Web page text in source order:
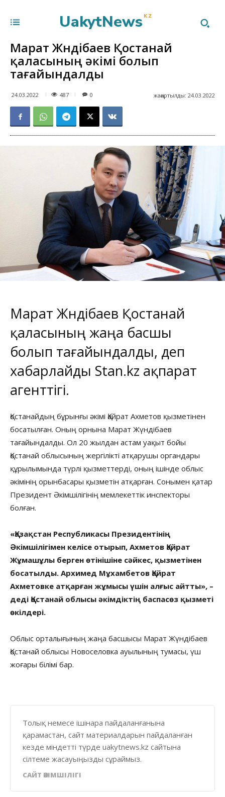
UakytNews KZ
Марат Жүндібаев Қостанай
қаласының әкімі болып
тағайындалды
24.03.2022 487 жаңартылды: 24.03.2022
0
Марат Жүндібаев Қостанай
қаласының жаңа басшы
болып тағайындалды, деп
хабарлайды Stan.kz ақпарат
агенттігі.
Қостанайдың бұрынғы әкімі Қайрат Ахметов қызметінен
босатылған. Оның орнына Марат Жүндібаев
тағайындалды. Ол 20 жылдан астам уақыт бойы
Қостанай облысының жергілікті атқарушы органдары
құрылымында түрлі қызметтерді, оның ішінде облыс
әкімінің орынбасары қызметін атқарған. Сонымен қатар
Президент Әкімшілігінің мемлекеттік инспекторы
болған.
«Қазақстан Республикасы Президентінің
Әкімшілігімен келісе отырып, Ахметов Қайрат
Жұмашұлы берген өтінішіне сәйкес, қызметінен
босатылды. Архимед Мұхамбетов Қайрат
Ахметовке атқарған жұмысы үшін алғыс айтты», –
деді Қостанай облысы әкімдіктің баспасөз қызметі
өкілдері.
Облыс орталығының жаңа басшысы Марат Жүндібаев
Қостанай облысы Новоселовка ауылының тумасы, үш
жоғары білімі бар.
Толық немесе ішінара пайдаланғанына
қарамастан, сайт материалдарын пайдаланған
кезде міндетті түрде uakytnews.kz сайтына
сілтеме жасауыңызды сұраймыз.
САЙТ ӘКІМШІЛІГІ